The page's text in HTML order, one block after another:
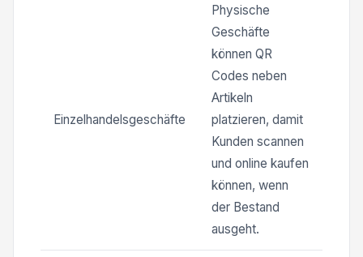
Einzelhandelsgeschäfte
Physische
Geschäfte
können QR
Codes neben
Artikeln
platzieren, damit
Kunden scannen
und online kaufen
können, wenn
der Bestand
ausgeht.